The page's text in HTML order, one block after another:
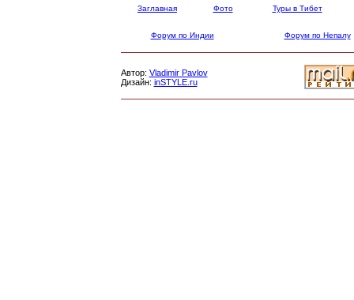
Заглавная Фото Туры в Тибет
Форум по Индии Форум по Непалу
Автор: Vladimir Pavlov
Дизайн: inSTYLE.ru